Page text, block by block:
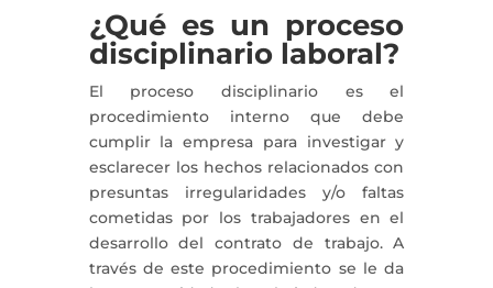
¿Qué es un proceso
disciplinario laboral?
El proceso disciplinario es el
procedimiento interno que debe
cumplir la empresa para investigar y
esclarecer los hechos relacionados con
presuntas irregularidades y/o faltas
cometidas por los trabajadores en el
desarrollo del contrato de trabajo. A
través de este procedimiento se le da